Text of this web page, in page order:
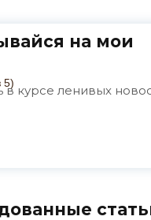
5)
на мои
в курсе ленивых